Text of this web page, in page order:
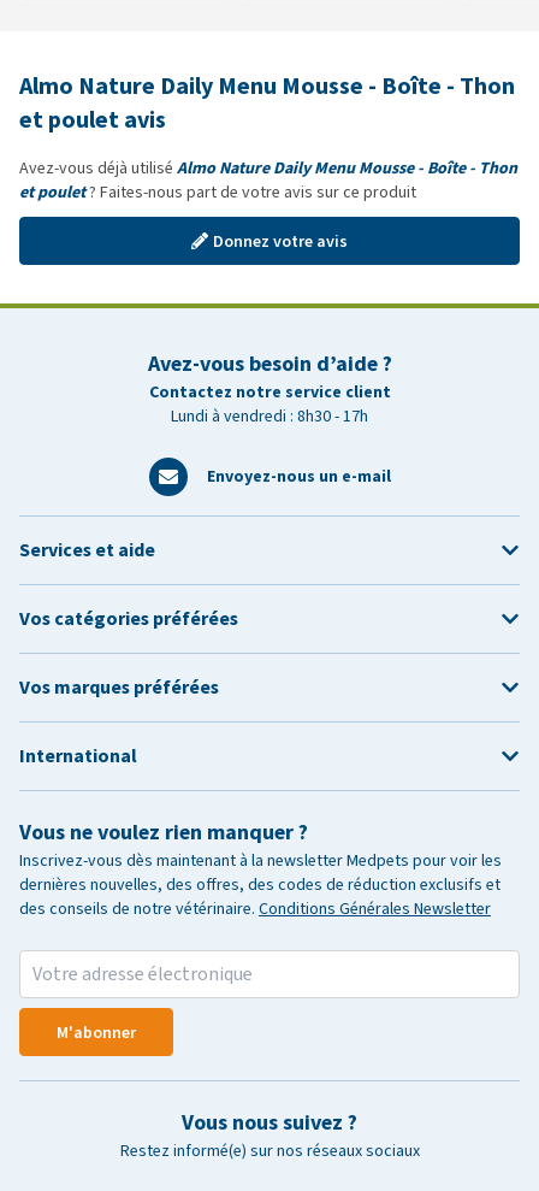
Almo Nature Daily Menu Mousse - Boîte - Thon
et poulet avis
Avez-vous déjà utilisé Almo Nature Daily Menu Mousse - Boîte - Thon
et poulet? Faites-nous part de votre avis sur ce produit
Donnez votre avis
Avez-vous besoin d’aide ?
Contactez notre service client
Lundi à vendredi : 8h30 - 17h
Envoyez-nous un e-mail
Vous ne voulez rien manquer ?
Inscrivez-vous dès maintenant à la newsletter Medpets pour voir les
dernières nouvelles, des offres, des codes de réduction exclusifs et
des conseils de notre vétérinaire. Conditions Générales Newsletter
M'abonner
Vous nous suivez ?
Restez informé(e) sur nos réseaux sociaux
Services et aide
Vos catégories préférées
Vos marques préférées
International